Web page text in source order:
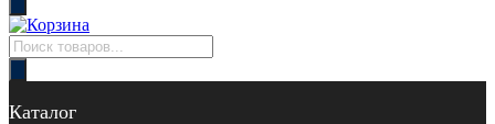
Поиск
товаров
Каталог